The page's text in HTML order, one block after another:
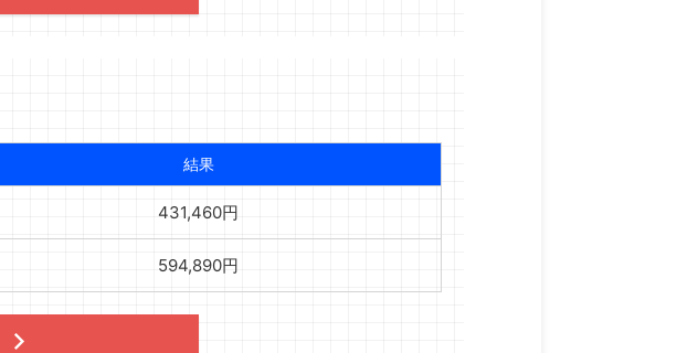
結果
431,460円
594,890円